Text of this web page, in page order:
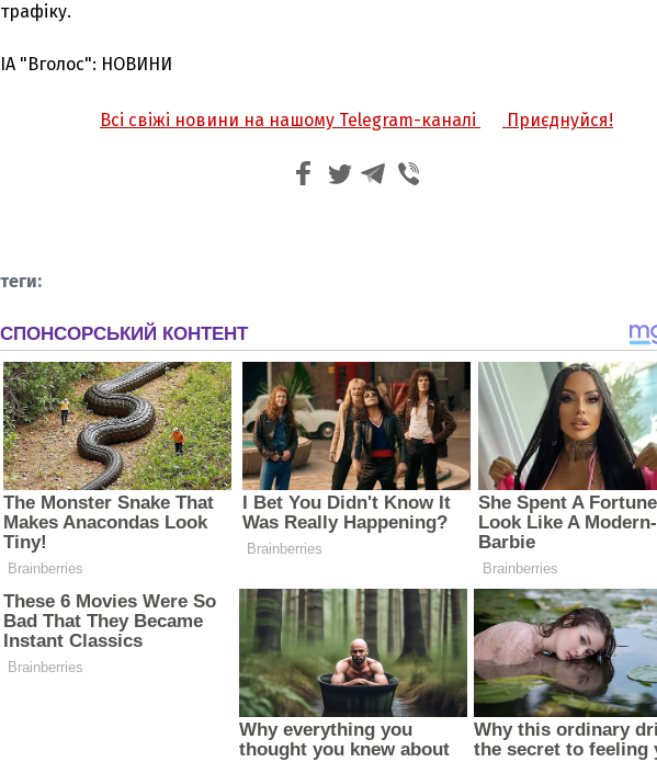
трафіку.
ІА "Вголос": НОВИНИ
Всі свіжі новини на нашому Telegram-каналі Приєднуйся!